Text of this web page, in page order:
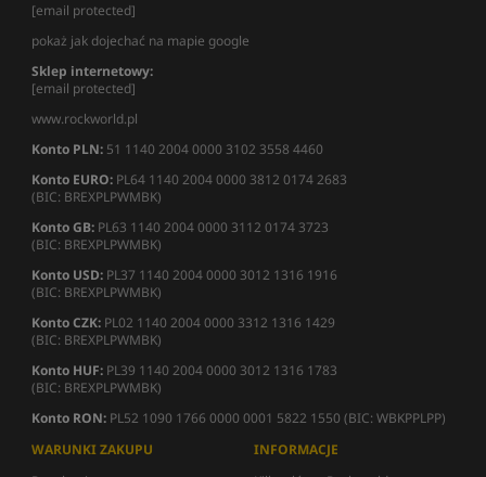
[email protected]
pokaż jak dojechać na mapie google
Sklep internetowy:
[email protected]
www.rockworld.pl
Konto PLN: 51 1140 2004 0000 3102 3558 4460
Konto EURO: PL64 1140 2004 0000 3812 0174 2683
(BIC: BREXPLPWMBK)
Konto GB: PL63 1140 2004 0000 3112 0174 3723
(BIC: BREXPLPWMBK)
Konto USD: PL37 1140 2004 0000 3012 1316 1916
(BIC: BREXPLPWMBK)
Konto CZK: PL02 1140 2004 0000 3312 1316 1429
(BIC: BREXPLPWMBK)
Konto HUF: PL39 1140 2004 0000 3012 1316 1783
(BIC: BREXPLPWMBK)
Konto RON: PL52 1090 1766 0000 0001 5822 1550 (BIC: WBKPPLPP)
WARUNKI ZAKUPU
INFORMACJE